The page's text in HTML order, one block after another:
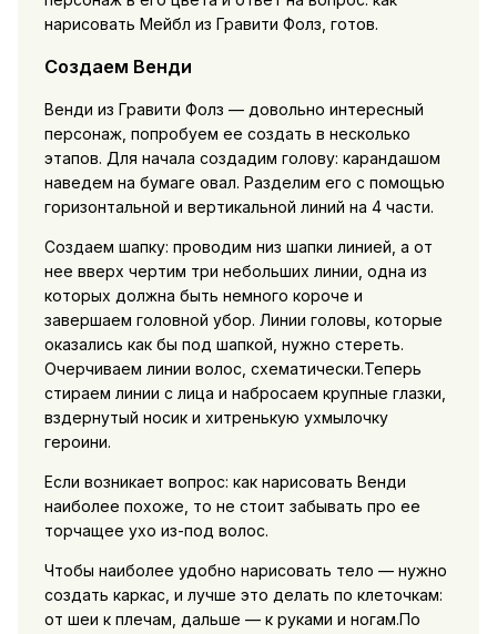
нарисовать Мейбл из Гравити Фолз, готов.
Создаем Венди
Венди из Гравити Фолз — довольно интересный
персонаж, попробуем ее создать в несколько
этапов. Для начала создадим голову: карандашом
наведем на бумаге овал. Разделим его с помощью
горизонтальной и вертикальной линий на 4 части.
Создаем шапку: проводим низ шапки линией, а от
нее вверх чертим три небольших линии, одна из
которых должна быть немного короче и
завершаем головной убор. Линии головы, которые
оказались как бы под шапкой, нужно стереть.
Очерчиваем линии волос, схематически.Теперь
стираем линии с лица и набросаем крупные глазки,
вздернутый носик и хитренькую ухмылочку
героини.
Если возникает вопрос: как нарисовать Венди
наиболее похоже, то не стоит забывать про ее
торчащее ухо из-под волос.
Чтобы наиболее удобно нарисовать тело — нужно
создать каркас, и лучше это делать по клеточкам:
от шеи к плечам, дальше — к руками и ногам.По